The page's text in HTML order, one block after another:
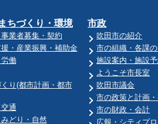
ちづくり・環境
事業者募集・契約
・産業振興・補助金
働
くり(都市計画・都市
通
どり・自然
市政
吹田市の紹介
市の組織・各課
施設案内・施設
ようこそ市長室
吹田市議会
市の政策と計画
市の財政・会計
広報・シティプ